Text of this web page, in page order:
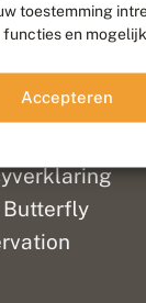
toestemming
functies en
Accepteren
Butterfly
door